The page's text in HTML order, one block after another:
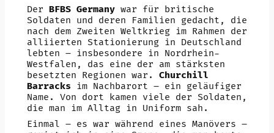
Der BFBS Germanywar für britische
Soldaten und deren Familien gedacht, die
nach dem Zweiten Weltkrieg im Rahmen der
alliierten Stationierung in Deutschland
lebten – insbesondere in Nordrhein-
Westfalen, das eine der am stärksten
besetzten Regionen war. Churchill
Barracks im Nachbarort – ein geläufiger
Name. Von dort kamen viele der Soldaten,
die man im Alltag in Uniform sah.
Einmal – es war während eines Manövers –